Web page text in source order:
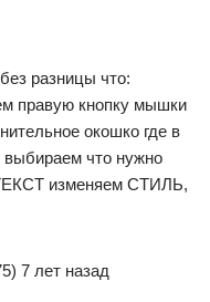
разницы что:
правую кнопку мышки
окошко где в
что нужно
изменяем СТИЛЬ,
7 лет назад